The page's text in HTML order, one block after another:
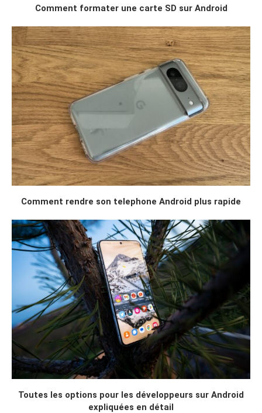
Comment formater une carte SD sur Android
Comment rendre son telephone Android plus rapide
Toutes les options pour les développeurs sur Android
expliquées en détail